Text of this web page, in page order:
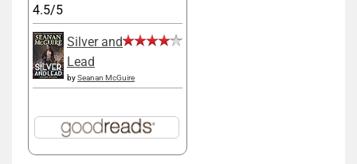
4.5/5
Silver and
Lead
bySeanan McGuire